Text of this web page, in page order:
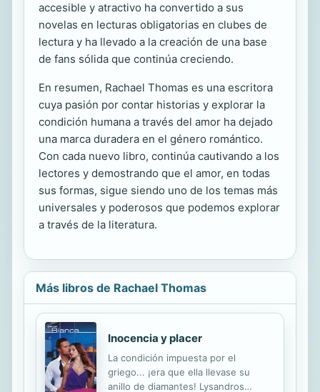
accesible y atractivo ha convertido a sus
novelas en lecturas obligatorias en clubes de
lectura y ha llevado a la creación de una base
de fans sólida que continúa creciendo.
En resumen, Rachael Thomas es una escritora
cuya pasión por contar historias y explorar la
condición humana a través del amor ha dejado
una marca duradera en el género romántico.
Con cada nuevo libro, continúa cautivando a los
lectores y demostrando que el amor, en todas
sus formas, sigue siendo uno de los temas más
universales y poderosos que podemos explorar
a través de la literatura.
Más libros de Rachael Thomas
Inocencia y placer
La condición impuesta por el
griego... ¡era que ella llevase su
anillo de diamantes! Lysandros